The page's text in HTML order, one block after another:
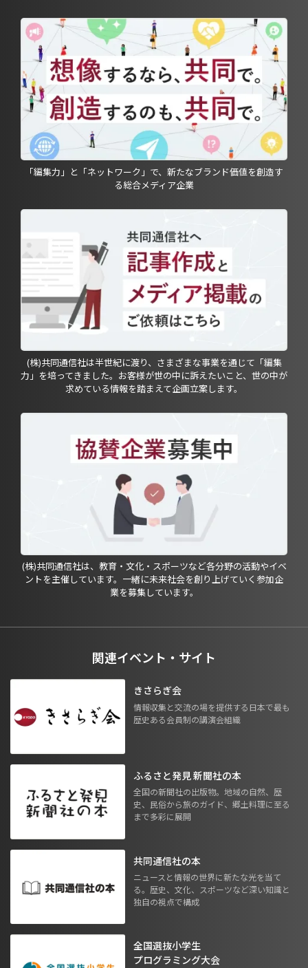
「編集力」と「ネットワーク」で、新たなブランド価値を創造す
る総合メディア企業
(株)共同通信社は半世紀に渡り、さまざまな事業を通じて「編集
力」を培ってきました。お客様が世の中に訴えたいこと、世の中が
求めている情報を踏まえて企画立案します。
(株)共同通信社は、教育・文化・スポーツなど各分野の活動やイベ
ントを主催しています。一緒に未来社会を創り上げていく参加企
業を募集しています。
関連イベント・サイト
きさらぎ会
情報収集と交流の場を提供する日本で最も
歴史ある会員制の講演会組織
ふるさと発見 新聞社の本
全国の新聞社の出版物。地域の自然、歴
史、民俗から旅のガイド、郷土料理に至る
まで多彩に展開
共同通信社の本
ニュースと情報の世界に新たな光を当て
る。歴史、文化、スポーツなど深い知識と
独自の視点で構成
全国選抜小学生
プログラミング大会